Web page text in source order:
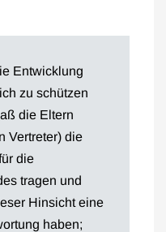
Entwicklung
zu schützen
die Eltern
Vertreter) die
die
tragen und
Hinsicht eine
haben;